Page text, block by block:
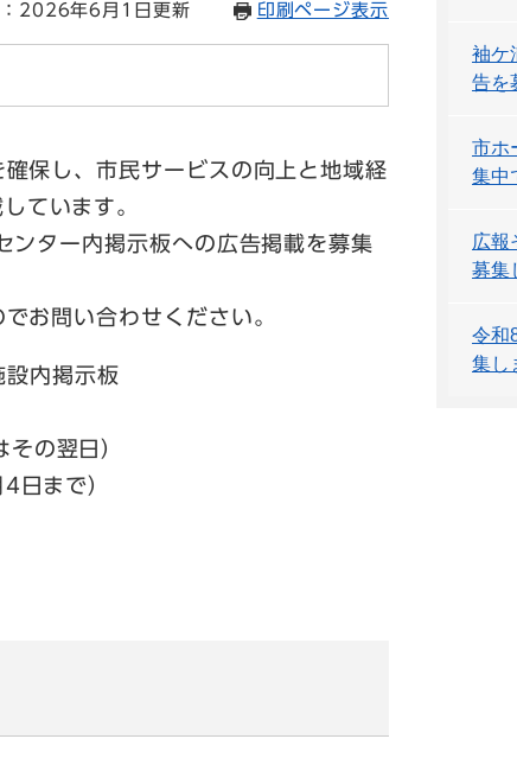
：2026年6月1日更新 印刷ページ表示
保し、市民サービスの向上と地域経
ています。
ター内掲示板への広告掲載を募集
お問い合わせください。
内掲示板
の翌日）
まで）
袖ケ
告を
市ホ
集中
広報
募集
令和
集し